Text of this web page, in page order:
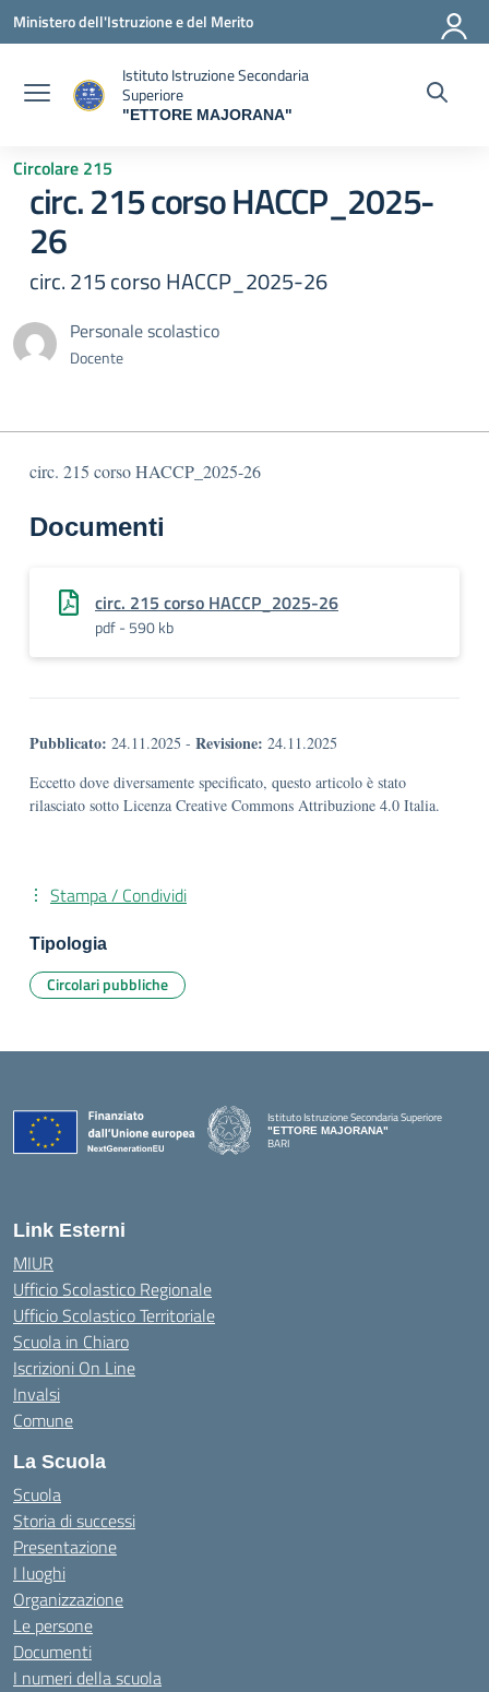
Vai ai contenuti
Vai al menu di navigazione
Vai al footer
Ministero dell'Istruzione e del Merito
Istituto Istruzione Secondaria
Superiore
"ETTORE MAJORANA"
Circolare 215
circ. 215 corso HACCP_2025-
26
circ. 215 corso HACCP_2025-26
Personale scolastico
Docente
circ. 215 corso HACCP_2025-26
Documenti
circ. 215 corso HACCP_2025-26
pdf - 590 kb
Pubblicato: 24.11.2025 - Revisione: 24.11.2025
Eccetto dove diversamente specificato, questo articolo è stato
rilasciato sotto Licenza Creative Commons Attribuzione 4.0 Italia.
Stampa / Condividi
Tipologia
Circolari pubbliche
Istituto Istruzione Secondaria Superiore
"ETTORE MAJORANA"
BARI
Link Esterni
MIUR
Ufficio Scolastico Regionale
Ufficio Scolastico Territoriale
Scuola in Chiaro
Iscrizioni On Line
Invalsi
Comune
La Scuola
Scuola
Storia di successi
Presentazione
I luoghi
Organizzazione
Le persone
Documenti
I numeri della scuola